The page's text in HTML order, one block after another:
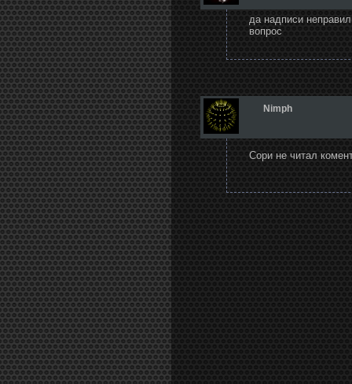
да надписи
вопрос
Nimph
Сори не читал